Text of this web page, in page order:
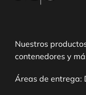
Nuestros
contenedores y
Áreas de entrega: